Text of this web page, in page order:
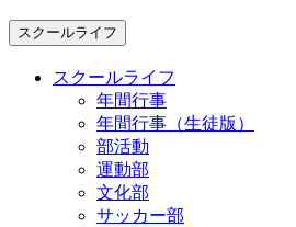
スクールライフ
スクールライフ
年間行事
年間行事（生徒版）
部活動
運動部
文化部
サッカー部